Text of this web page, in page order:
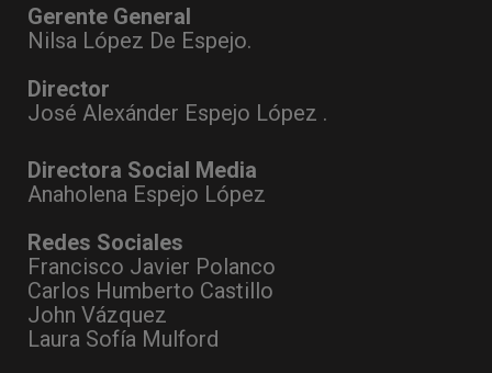
Gerente General
Nilsa López De Espejo.
Director
José Alexánder Espejo López .
Directora Social Media
Anaholena Espejo López
Redes Sociales
Francisco Javier Polanco
Carlos Humberto Castillo
John Vázquez
Laura Sofía Mulford